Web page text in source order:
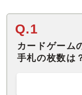
Q.1
カードゲーム
手札の枚数は